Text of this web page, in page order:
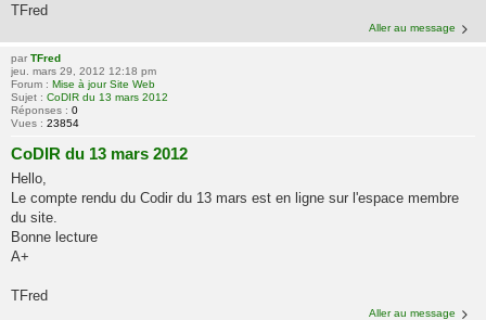
TFred
Aller au message
par TFred
jeu. mars 29, 2012 12:18 pm
Forum : Mise à jour Site Web
Sujet : CoDIR du 13 mars 2012
Réponses : 0
Vues : 23854
CoDIR du 13 mars 2012
Hello,
Le compte rendu du Codir du 13 mars est en ligne sur l'espace membre
du site.
Bonne lecture
A+
TFred
Aller au message